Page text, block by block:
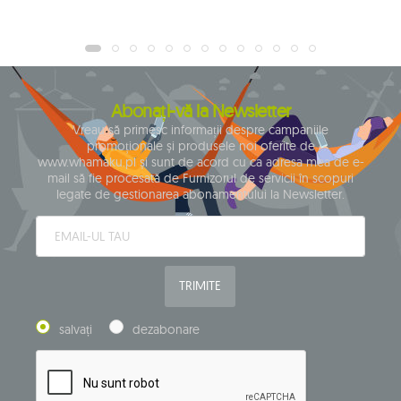
Abonați-vă la Newsletter
Vreau să primesc informații despre campaniile
promoționale și produsele noi oferite de
www.whamaku.pl și sunt de acord cu ca adresa mea de e-
mail să fie procesată de Furnizorul de servicii în scopuri
legate de gestionarea abonamentului la Newsletter.
TRIMITE
salvați dezabonare